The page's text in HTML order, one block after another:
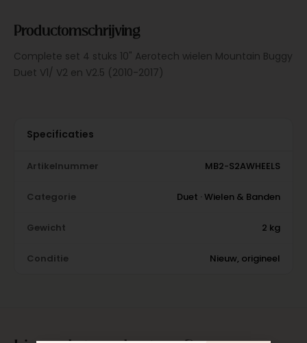
Productomschrijving
Complete set 4 stuks 10" Aerotech wielen Mountain Buggy
Duet V1/ V2 en V2.5 (2010-2017)
Specificaties
Artikelnummer MB2-S2AWHEELS
Categorie Duet · Wielen & Banden
Gewicht 2 kg
Conditie Nieuw, origineel